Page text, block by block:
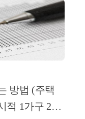
방법 (주택
적 1가구 2주